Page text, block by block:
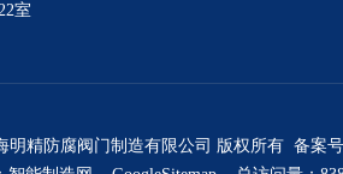
室
明精防腐阀门制造有限公司 版权所有 备案